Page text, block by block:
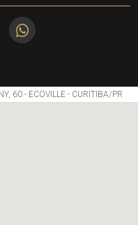
60 - ECOVILLE - CURITIBA/PR